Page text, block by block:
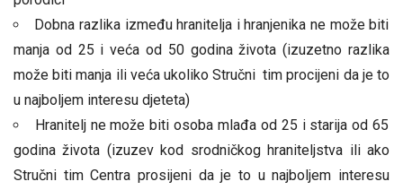
Dobna razlika između hranitelja i hranjenika ne može biti
manja od 25 i veća od 50 godina života (izuzetno razlika
može biti manja ili veća ukoliko Stručni tim procijeni da je to
u najboljem interesu djeteta)
Hranitelj ne može biti osoba mlađa od 25 i starija od 65
godina života (izuzev kod srodničkog hraniteljstva ili ako
Stručni tim Centra prosijeni da je to u najboljem interesu